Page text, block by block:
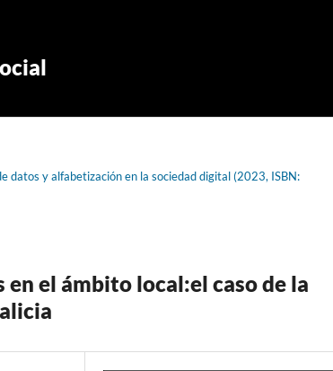
y alfabetización en la sociedad digital (2023, ISBN:
el ámbito local:el caso de la